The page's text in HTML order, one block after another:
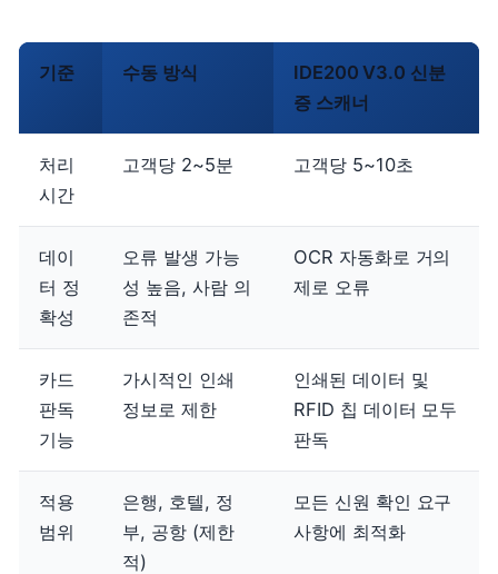
기준 수동 방식
IDE200 V3.0 신분
증 스캐너
처리
시간
고객당 2~5분 고객당 5~10초
데이
터 정
확성
오류 발생 가능
성 높음, 사람 의
존적
OCR 자동화로 거의
제로 오류
카드
판독
기능
가시적인 인쇄
정보로 제한
인쇄된 데이터 및
RFID 칩 데이터 모두
판독
적용
범위
은행, 호텔, 정
부, 공항 (제한
적)
모든 신원 확인 요구
사항에 최적화